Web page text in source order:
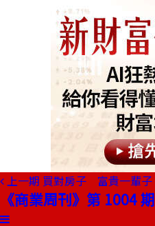
上一期 買對房子 富貴一輩子
《商業周刊》第 1004 期